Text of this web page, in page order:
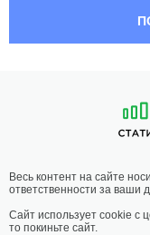
Весь контент на сайте
ответственности за ваши
Сайт использует cookie с
то покиньте сайт.